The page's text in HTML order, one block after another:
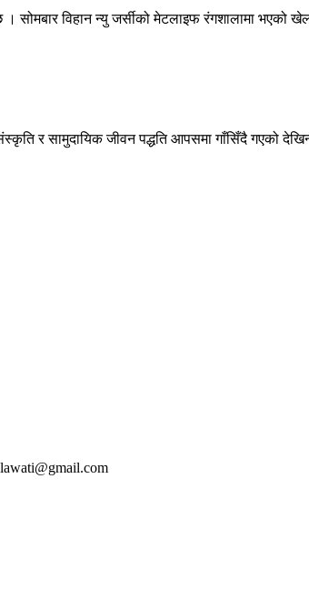
विहान न्यु जर्सीको मेटलाइफ रंगशालामा भएको
र सामुदायिक जीवन पद्धति आपसमा गाँसिँदै गएको